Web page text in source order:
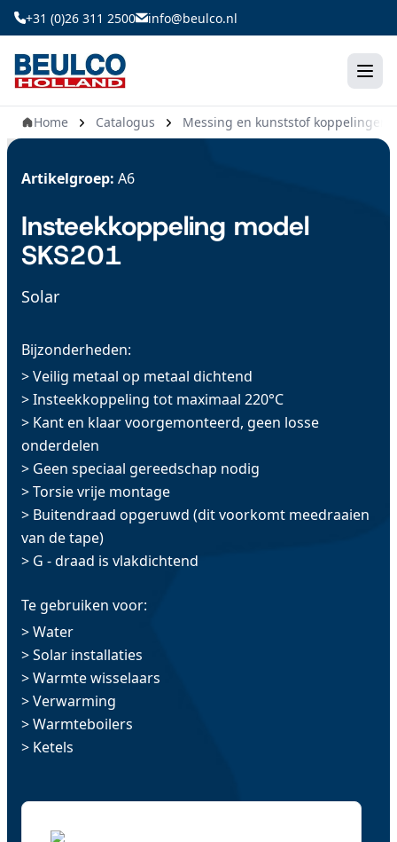
Ga
naar
de
inhoud
+31 (0)26 311 2500 info@beulco.nl
Home Catalogus Messing en kunststof koppelingen
Artikelgroep: A6
Insteekkoppeling model
SKS201
Solar
Bijzonderheden:
> Veilig metaal op metaal dichtend
> Insteekkoppeling tot maximaal 220°C
> Kant en klaar voorgemonteerd, geen losse
onderdelen
> Geen speciaal gereedschap nodig
> Torsie vrije montage
> Buitendraad opgeruwd (dit voorkomt meedraaien
van de tape)
> G - draad is vlakdichtend
Te gebruiken voor:
> Water
> Solar installaties
> Warmte wisselaars
> Verwarming
> Warmteboilers
> Ketels